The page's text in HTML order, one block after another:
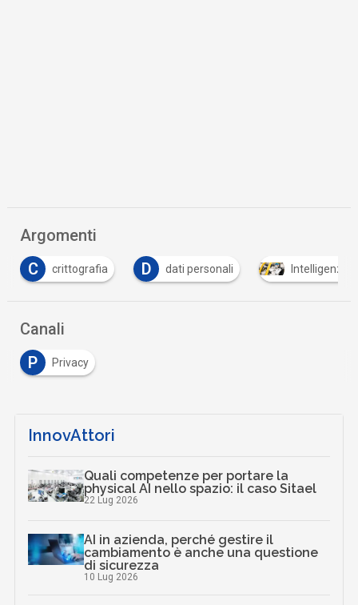
Argomenti
C
crittografia D dati personali Intelligenza
Canali
P
Privacy
InnovAttori
Quali competenze per portare la
physical AI nello spazio: il caso Sitael
22 Lug 2026
AI in azienda, perché gestire il
cambiamento è anche una questione
di sicurezza
10 Lug 2026